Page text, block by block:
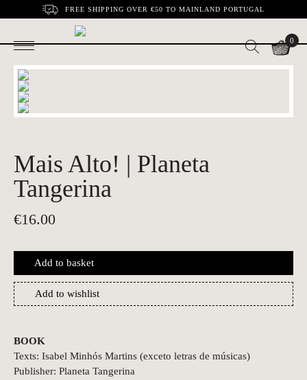
FREE SHIPPING OVER €50 TO MAINLAND PORTUGAL
0
Mais Alto! | Planeta
Tangerina
€16.00
Add to basket
Add to wishlist
BOOK
Texts: Isabel Minhós Martins (exceto letras de músicas)
Publisher: Planeta Tangerina